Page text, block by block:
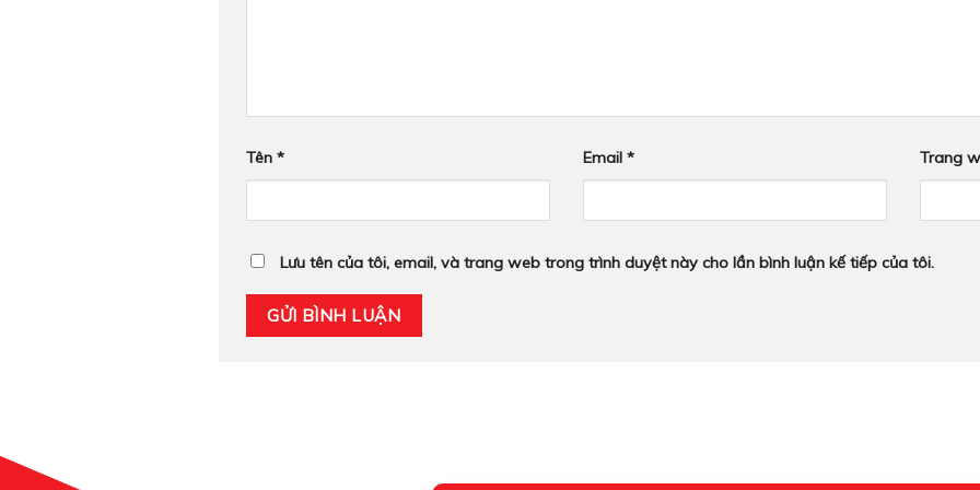
Tên * Email * Trang
Lưu tên của tôi, email, và trang web trong trình duyệt này cho lần bình luận kế tiếp của tôi.